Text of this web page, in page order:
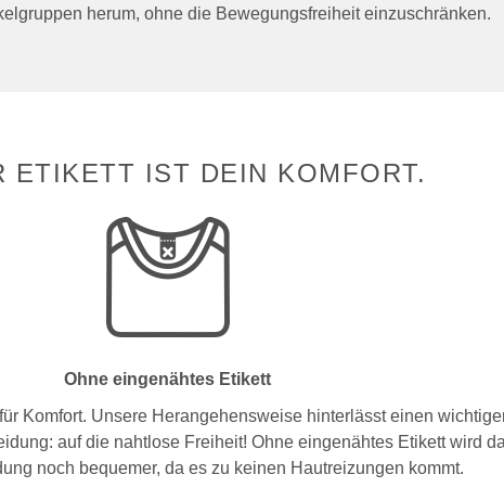
herum, ohne die Bewegungsfreiheit einzuschränken.
ETIKETT IST DEIN KOMFORT.
Ohne eingenähtes Etikett
Komfort. Unsere Herangehensweise hinterlässt einen
auf die nahtlose Freiheit! Ohne eingenähtes Etikett wird
noch bequemer, da es zu keinen Hautreizungen kommt.